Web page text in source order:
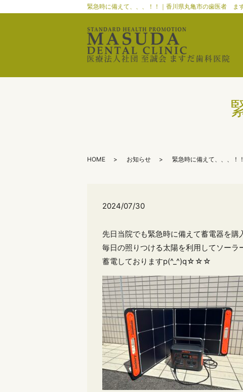
緊急時に備えて、、、！！｜香川県丸亀市の歯医者 ま
HOME お知らせ 緊急時に備えて、、、！！
2024/07/30
先日当院でも緊急時に備えて蓄電器を購
毎日の照りつける太陽を利用してソーラ
蓄電しておりますp(^_^)q☆☆☆